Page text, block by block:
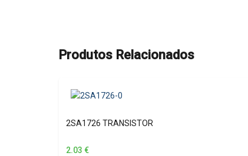
Produtos Relacionados
2SA1726 TRANSISTOR
2.03 €